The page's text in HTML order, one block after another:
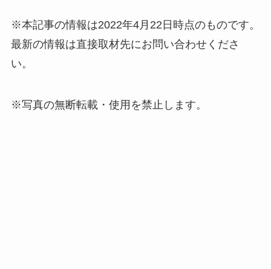
※本記事の情報は2022年4月22日時点のものです。
最新の情報は直接取材先にお問い合わせくださ
い。
※写真の無断転載・使用を禁止します。